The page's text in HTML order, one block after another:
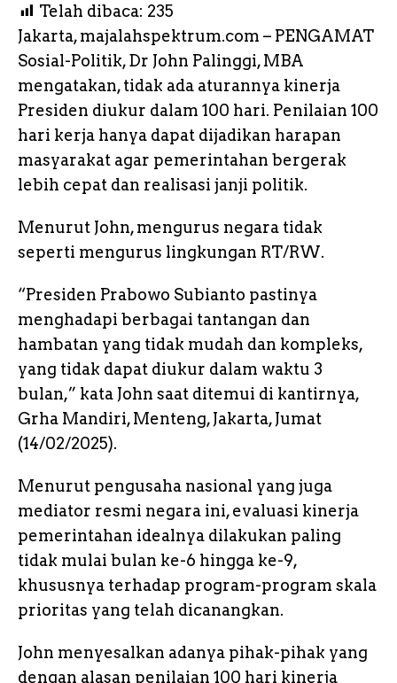
c
e
b
o
o
k
it
te
r
a
ts
A
p
p
n
e a
o
s
e
n
g
e
r
y
p
e
a
il
p
y
L
i
n
k
a
r
Telah dibaca: 235
Jakarta, majalahspektrum.com – PENGAMAT
Sosial-Politik, Dr John Palinggi, MBA
mengatakan, tidak ada aturannya kinerja
Presiden diukur dalam 100 hari. Penilaian 100
hari kerja hanya dapat dijadikan harapan
masyarakat agar pemerintahan bergerak
lebih cepat dan realisasi janji politik.
Menurut John, mengurus negara tidak
seperti mengurus lingkungan RT/RW.
“Presiden Prabowo Subianto pastinya
menghadapi berbagai tantangan dan
hambatan yang tidak mudah dan kompleks,
yang tidak dapat diukur dalam waktu 3
bulan,” kata John saat ditemui di kantirnya,
Grha Mandiri, Menteng, Jakarta, Jumat
(14/02/2025).
Menurut pengusaha nasional yang juga
mediator resmi negara ini, evaluasi kinerja
pemerintahan idealnya dilakukan paling
tidak mulai bulan ke-6 hingga ke-9,
khususnya terhadap program-program skala
prioritas yang telah dicanangkan.
John menyesalkan adanya pihak-pihak yang
dengan alasan penilaian 100 hari kinerja